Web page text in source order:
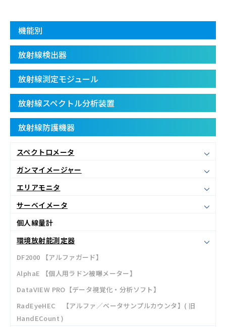
機能別
放射線検出器
放射線測定モジュール
放射線スペクトル分析装置
放射線防護機器
スペクトロメータ
ガンマイメージャー
エリアモニタ
サーベイメータ
個人線量計
環境放射能測定器
DF2000 【アルファガード】
AlphaE 【個人用ラドン被曝メーター】
DataVIEW PRO【データ視覚化・分析ソフト】
RadEyeHEC 【アルファ／ベータサンプルカウンタ】( 旧
HandECount )